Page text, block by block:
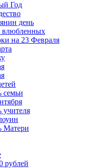
Год
день
влюбленных
на 23 Февраля
семьи
Матери
рублей